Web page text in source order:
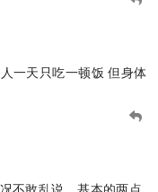
一天只吃一顿饭 但身体
不敢乱说，基本的两点